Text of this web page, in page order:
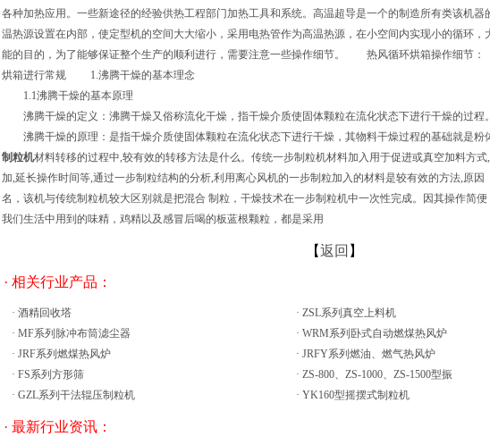
各种加热应用。一些新途径的经验供热工程部门加热工具和系统。高温超导是一个的制造所有类该机
温热源设置在内部，使定型机的空间大大缩小，采用电热管作为高温热源，在小空间内实现小的循环
能的目的，为了能够保证整个生产的顺利进行，需要注意一些操作细节。 热风循环烘箱操作细节
烘箱进行常规 1.沸腾干燥的基本理念
1.1沸腾干燥的基本原理
沸腾干燥的定义：沸腾干燥又俗称流化干燥，指干燥介质使固体颗粒在流化状态下进行干燥的过程。
沸腾干燥的原理：是指干燥介质使固体颗粒在流化状态下进行干燥，其物料干燥过程的基础就是粉
制粒机材料转移的过程中,较有效的转移方法是什么。传统一步制粒机材料加入用于促进或真空加料方
加,延长操作时间等,通过一步制粒结构的分析,利用离心风机的一步制粒加入的材料是较有效的方法,原因
名，该机与传统制粒机较大区别就是把混合 制粒，干燥技术在一步制粒机中一次性完成。因其操作简
我们生活中用到的味精，鸡精以及感冒后喝的板蓝根颗粒，都是采用
【返回 】
· 相关行业产品：
· 酒精回收塔 · ZSL系列真空上料机
· MF系列脉冲布筒滤尘器 · WRM系列卧式自动燃煤热风炉
· JRF系列燃煤热风炉 · JRFY系列燃油、燃气热风炉
· FS系列方形筛 · ZS-800、ZS-1000、ZS-1500型振
· GZL系列干法辊压制粒机 · YK160型摇摆式制粒机
· 最新行业资讯：